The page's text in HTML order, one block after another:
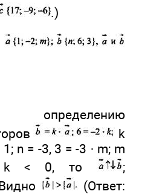
.)
k
n = -3, 3 = -3 · m; m
k < 0, то
;
(Ответ: